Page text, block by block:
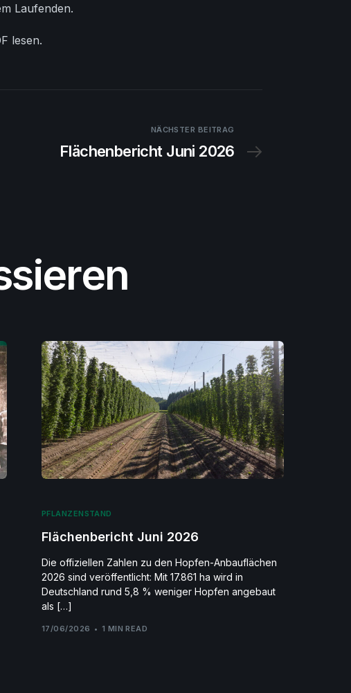
Laufenden.
lesen.
NÄCHSTER BEITRAG
Flächenbericht Juni 2026
PFLANZENSTAND
Flächenbericht Juni 2026
Die offiziellen Zahlen zu den Hopfen-Anbauflächen
2026 sind veröffentlicht: Mit 17.861 ha wird in
Deutschland rund 5,8 % weniger Hopfen angebaut
als […]
17/06/2026 1 MIN READ